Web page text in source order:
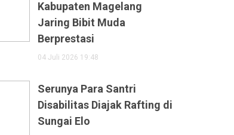
Kabupaten Magelang
Jaring Bibit Muda
Berprestasi
04 Juli 2026 19:48
Serunya Para Santri
Disabilitas Diajak Rafting di
Sungai Elo